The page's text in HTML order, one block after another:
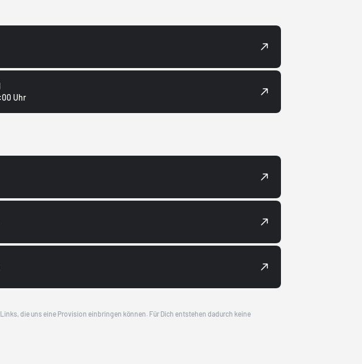
Uhr
die uns eine Provision einbringen können. Für Dich entstehen dadurch keine